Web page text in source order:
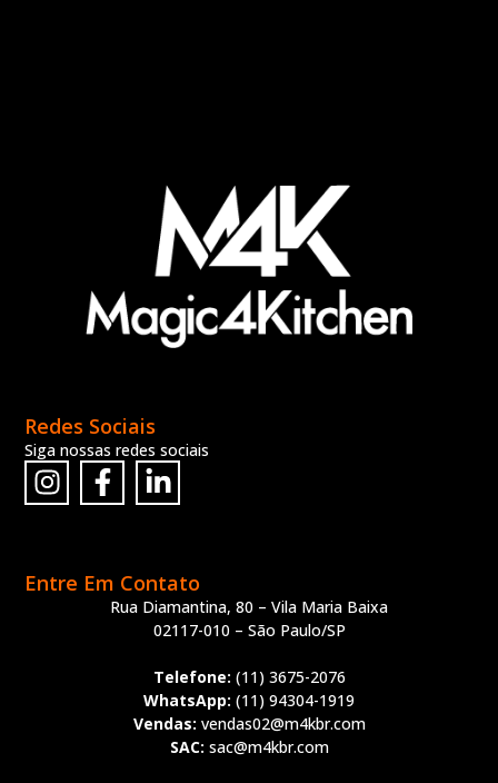
Entre Em Contato
Rua Diamantina, 80 – Vila Maria Baixa
02117-010 – São Paulo/SP
Telefone: (11) 3675-2076
WhatsApp: (11) 94304-1919
Vendas: vendas02@m4kbr.com
SAC: sac@m4kbr.com
Redes Sociais
Siga nossas redes sociais